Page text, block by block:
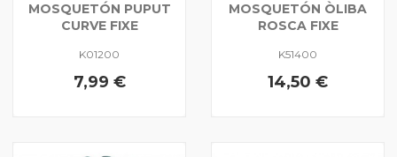
MOSQUETÓN PUPUT
CURVE FIXE
K01200
7,99 €
MOSQUETÓN ÒLIBA
ROSCA FIXE
K51400
14,50 €